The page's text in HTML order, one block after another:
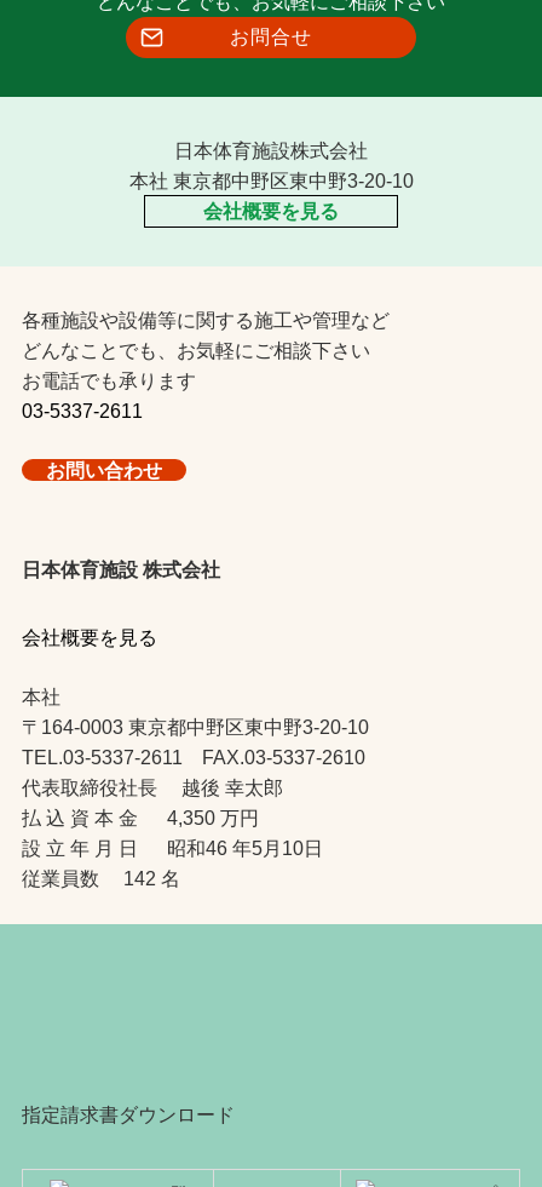
お問合せ
日本体育施設株式会社
本社 東京都中野区東中野3-20-10
会社概要を見る
各種施設や設備等に関する施工や管理など
どんなことでも、お気軽にご相談下さい
お電話でも承ります
03-5337-2611
お問い合わせ
日本体育施設 株式会社
会社概要を見る
本社
〒164-0003 東京都中野区東中野3-20-10
TEL.03-5337-2611 FAX.03-5337-2610
代表取締役社長 越後 幸太郎
払 込 資 本 金 4,350 万円
設 立 年 月 日 昭和46 年5月10日
従業員数 142 名
指定請求書ダウンロード